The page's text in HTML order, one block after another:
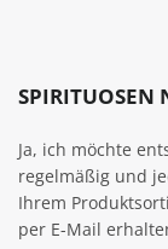
SPIRITUOSEN
Ja, ich möchte
regelmäßig und
Ihrem
per E-Mail